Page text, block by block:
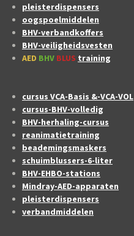
pleisterdispensers
oogspoelmiddelen
BHV-verbandkoffers
BHV-veiligheidsvesten
AED BHV BLUS training
cursus VCA-Basis &-VCA-VOL
cursus-BHV-volledig
BHV-herhaling-cursus
reanimatietraining
beademingsmaskers
schuimblussers-6-liter
BHV-EHBO-stations
Mindray-AED-apparaten
pleisterdispensers
verbandmiddelen